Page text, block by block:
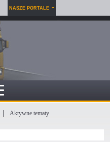
NASZE PORTALE
Aktywne tematy